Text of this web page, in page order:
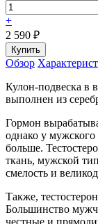
+
2 590 ₽
Обзор
Кулон-подвеска в
выполнен из
Гормон
однако у мужского
больше.
ткань, мужской
смелость и
Также,
Большинство
честные и